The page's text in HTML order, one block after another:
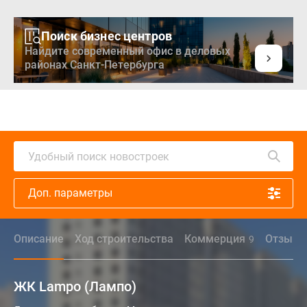
Поиск бизнес центров
Найдите современный офис в деловых
районах Санкт-Петербурга
Удобный поиск новостроек
Доп. параметры
Описание Ход строительства Коммерция 9 Отзывы
ЖК Lampo (Лампо)